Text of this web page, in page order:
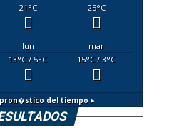
21°C 25°C
lun
mar
13°C/ 5°C 15°C/ 3°C
pron�stico del tiempo ▸